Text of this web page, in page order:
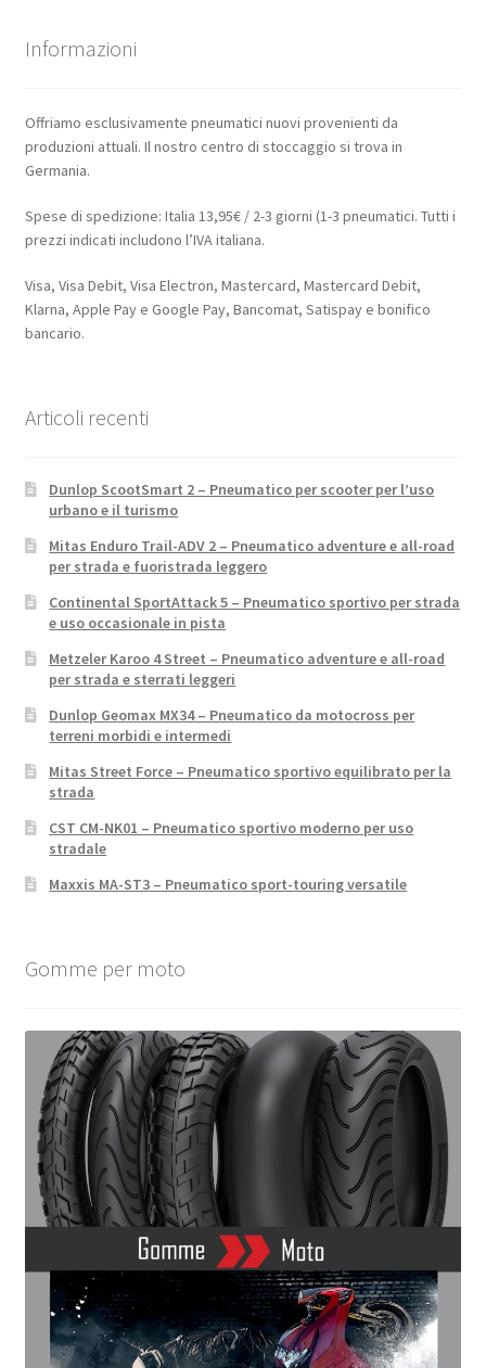
Informazioni
Offriamo esclusivamente pneumatici nuovi provenienti da
produzioni attuali. Il nostro centro di stoccaggio si trova in
Germania.
Spese di spedizione: Italia 13,95€ / 2-3 giorni (1-3 pneumatici. Tutti i
prezzi indicati includono l’IVA italiana.
Visa, Visa Debit, Visa Electron, Mastercard, Mastercard Debit,
Klarna, Apple Pay e Google Pay, Bancomat, Satispay e bonifico
bancario.
Articoli recenti
Dunlop ScootSmart 2 – Pneumatico per scooter per l’uso
urbano e il turismo
Mitas Enduro Trail-ADV 2 – Pneumatico adventure e all-road
per strada e fuoristrada leggero
Continental SportAttack 5 – Pneumatico sportivo per strada
e uso occasionale in pista
Metzeler Karoo 4 Street – Pneumatico adventure e all-road
per strada e sterrati leggeri
Dunlop Geomax MX34 – Pneumatico da motocross per
terreni morbidi e intermedi
Mitas Street Force – Pneumatico sportivo equilibrato per la
strada
CST CM-NK01 – Pneumatico sportivo moderno per uso
stradale
Maxxis MA-ST3 – Pneumatico sport-touring versatile
Gomme per moto